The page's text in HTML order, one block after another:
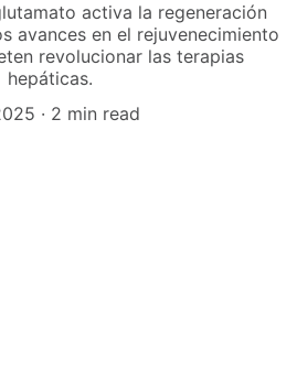
activa la regeneración
avances en el rejuvenecimiento
revolucionar las terapias
hepáticas.
2 min read